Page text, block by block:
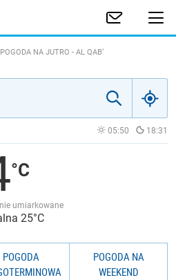
POGODA NA JUTRO - AL QAB‘
05:50 18:31
umiarkowane
25°C
POGODA
POGODA NA
WEEKEND